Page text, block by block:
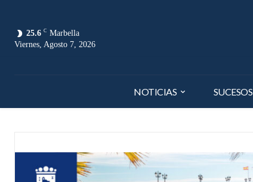
25.6 C Marbella
Viernes, Agosto 7, 2026
NOTICIAS SUCESOS